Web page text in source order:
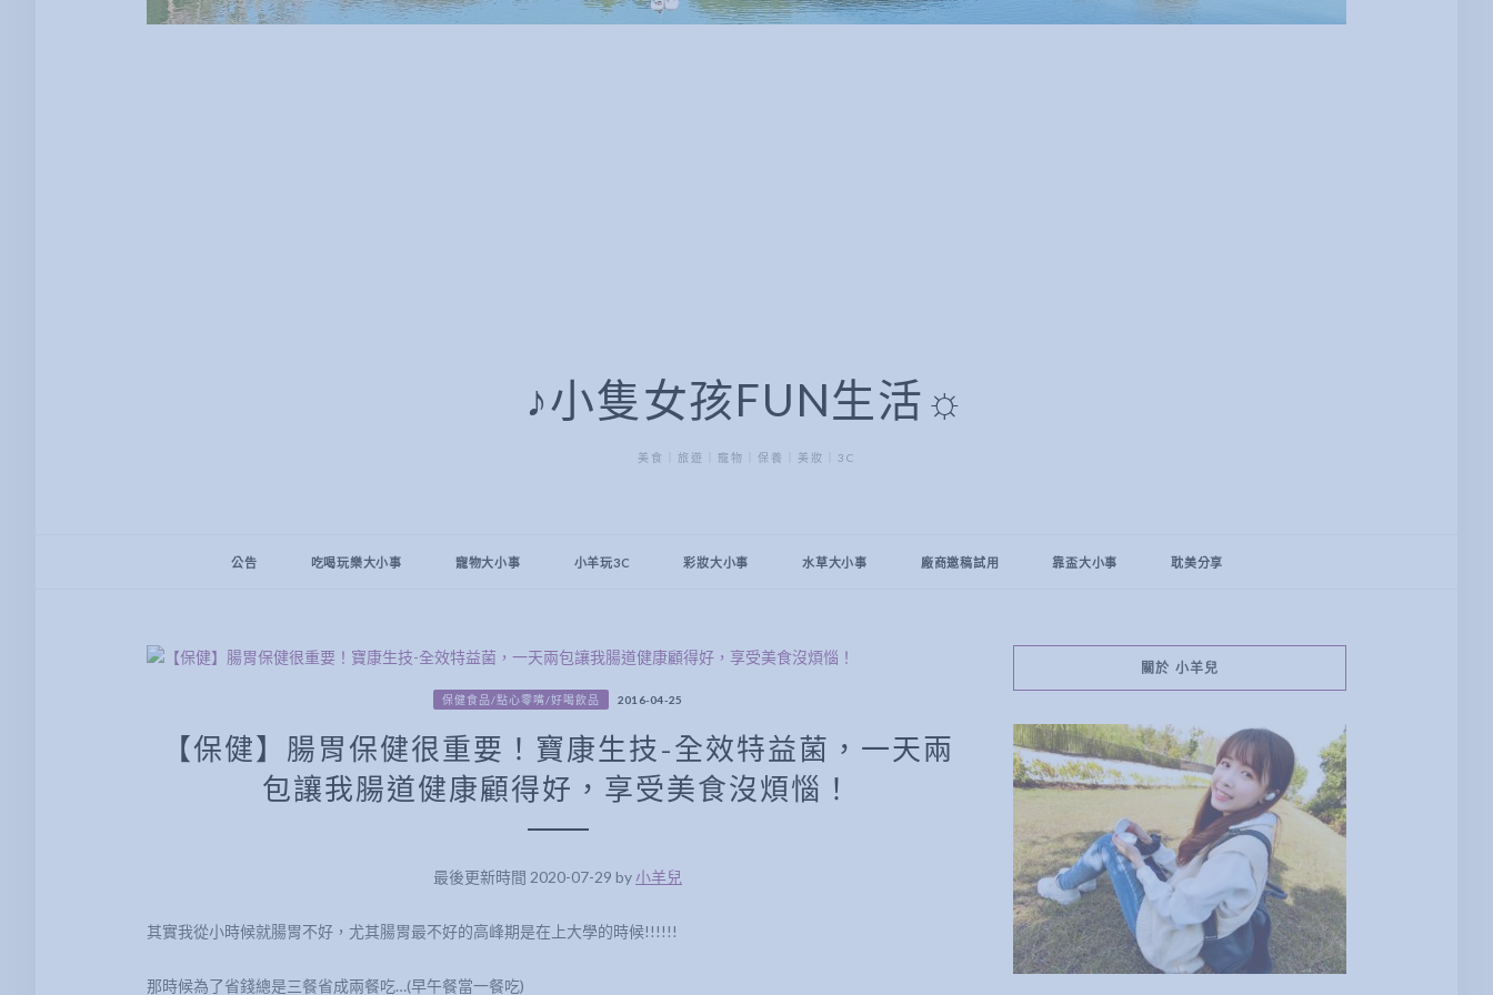
♪小隻女孩FUN生活☼
美食｜旅遊｜寵物｜保養｜美妝｜3C
公告 吃喝玩樂大小事 寵物大小事 小羊玩3C 彩妝大小事 水草大小事 廠商邀稿試用 靠盃大小事 耽美分享
保健食品/點心零嘴/好喝飲品 2016-04-25
【保健】腸胃保健很重要！寶康生技-全效特益菌，一天兩
包讓我腸道健康顧得好，享受美食沒煩惱！
最後更新時間 2020-07-29 by 小羊兒
其實我從小時候就腸胃不好，尤其腸胃最不好的高峰期是在上大學的時候!!!!!!
那時候為了省錢總是三餐省成兩餐吃…(早午餐當一餐吃)
關於 小羊兒